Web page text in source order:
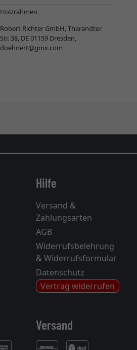
Holzrahmen
Robert Richter GmbH, Tharandter
Str. 38, DE 01159 Dresden,
doehnert@gmx.com
Hilfe
Versand &
Zahlungsarten
AGB
Widerrufsbelehrung
& Widerrufsformular
Datenschutz
Vertrag widerrufen
Versand